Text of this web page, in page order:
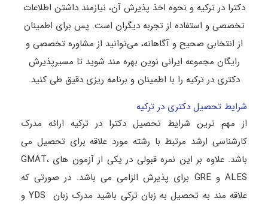
دکترا در ترکیه و نحوه اخذ پذیرش آن، نیازمند داشتن اطلاعات
تخصصی و استفاده از تجربه دیگران است. پس برای اطمینان
از انتخابی صحیح و آگاهانه، می‌توانید از مشاوره تخصصی و
رایگان مجموعه ایرانی ‌نوین بهره‌ مند شوید تا مسیرپذیرش
دکتری در ترکیه را با اطمینان و برنامه ‌ریزی دقیق طی کنید.
شرایط تحصیل دکتری در ترکیه
از مهم ترین شرایط تحصیل دکترا در ترکیه ارائه مدرک
کارشناسی ارشد مرتبط با رشته مورد علاقه برای تحصیل می
باشد. علاوه بر این نمره قبولی در یکی از آزمون های GMAT،
ALES و GRE برای پذیرش الزامی می باشد. در صورتی که
علاقه مند به تحصیل به زبان ترکی باشید مدرک زبان YDS و